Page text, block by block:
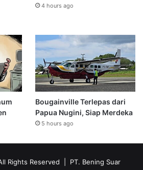
4 hours ago
Bougainville Terlepas dari
Papua Nugini, Siap Merdeka
5 hours ago
Rights Reserved | PT. Bening Suar